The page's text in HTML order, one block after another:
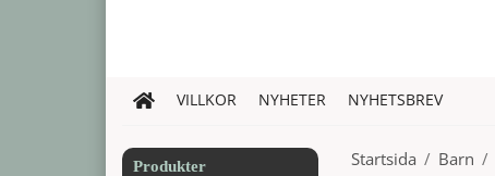
VILLKOR NYHETER NYHETSBREV
Produkter Startsida / Barn /